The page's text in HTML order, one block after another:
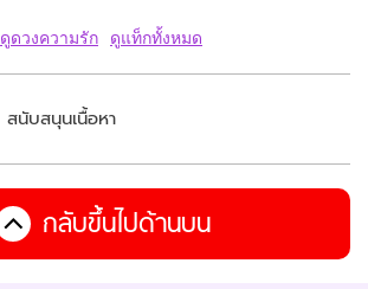
ดูดวงความรัก ดูแท็กทั้งหมด
สนับสนุนเนื้อหา
กลับขึ้นไปด้านบน